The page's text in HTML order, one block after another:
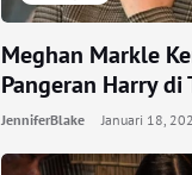
Meghan Markle
Pangeran Harry
JenniferBlake Januari 18,